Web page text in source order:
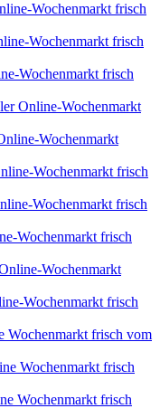
Wochenmarkt frisch
Wochenmarkt frisch
Wochenmarkt frisch
Online-Wochenmarkt
Wochenmarkt
Wochenmarkt frisch
Wochenmarkt frisch
Wochenmarkt frisch
Wochenmarkt
Wochenmarkt frisch
Wochenmarkt frisch vom
Wochenmarkt frisch
Wochenmarkt frisch